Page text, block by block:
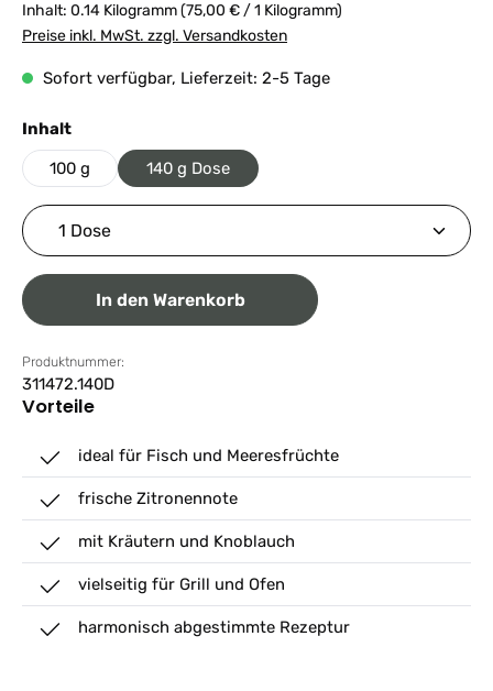
Inhalt: 0.14 Kilogramm(75,00 € / 1 Kilogramm)
Preise inkl. MwSt. zzgl. Versandkosten
Sofort verfügbar, Lieferzeit: 2-5 Tage
Inhaltauswählen
100 g 140 g Dose
Produkt Anzahl: Gib den gewünschten Wert ein
In den Warenkorb
Produktnummer:
311472.140D
Vorteile
ideal für Fisch und Meeresfrüchte
frische Zitronennote
mit Kräutern und Knoblauch
vielseitig für Grill und Ofen
harmonisch abgestimmte Rezeptur